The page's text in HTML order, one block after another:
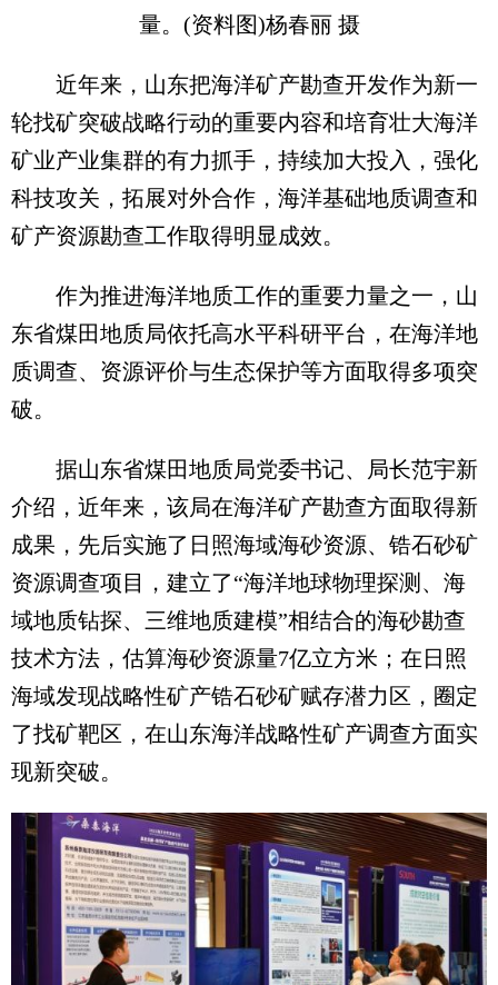
量。(资料图)杨春丽 摄
近年来，山东把海洋矿产勘查开发作为新一
轮找矿突破战略行动的重要内容和培育壮大海洋
矿业产业集群的有力抓手，持续加大投入，强化
科技攻关，拓展对外合作，海洋基础地质调查和
矿产资源勘查工作取得明显成效。
作为推进海洋地质工作的重要力量之一，山
东省煤田地质局依托高水平科研平台，在海洋地
质调查、资源评价与生态保护等方面取得多项突
破。
据山东省煤田地质局党委书记、局长范宇新
介绍，近年来，该局在海洋矿产勘查方面取得新
成果，先后实施了日照海域海砂资源、锆石砂矿
资源调查项目，建立了“海洋地球物理探测、海
域地质钻探、三维地质建模”相结合的海砂勘查
技术方法，估算海砂资源量7亿立方米；在日照
海域发现战略性矿产锆石砂矿赋存潜力区，圈定
了找矿靶区，在山东海洋战略性矿产调查方面实
现新突破。